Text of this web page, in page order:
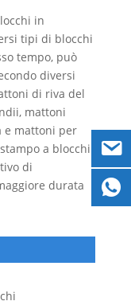
in
tipi di blocchi
tempo, può
diversi
di riva del
mattoni
e mattoni per
a blocchi
di
durata